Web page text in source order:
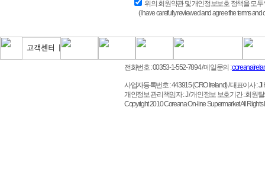
위의 회원약관 및 개인정보보호 정책을 모
(I have carefully reviewed and agree the terms and
전화번호 : 00353-1-552-7894/ 메일문의 :
사업자등록번호 : 443915 (CRO Ireland)/ 대표이사 : JI
개인정보 관리책임자 : J / 개인정보 보호기간 : 회원
Copyright 2010 Coreana On-line Supermarket All